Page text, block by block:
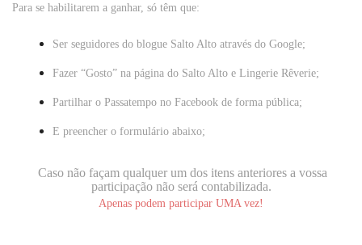
Para se habilitarem a ganhar, só têm que:
Ser seguidores do blogue Salto Alto através do Google;
Fazer “Gosto” na página do Salto Alto e Lingerie Rêverie;
Partilhar o Passatempo no Facebook de forma pública;
E preencher o formulário abaixo;
Caso não façam qualquer um dos itens anteriores a vossa
participação não será contabilizada.
Apenas podem participar UMA vez!